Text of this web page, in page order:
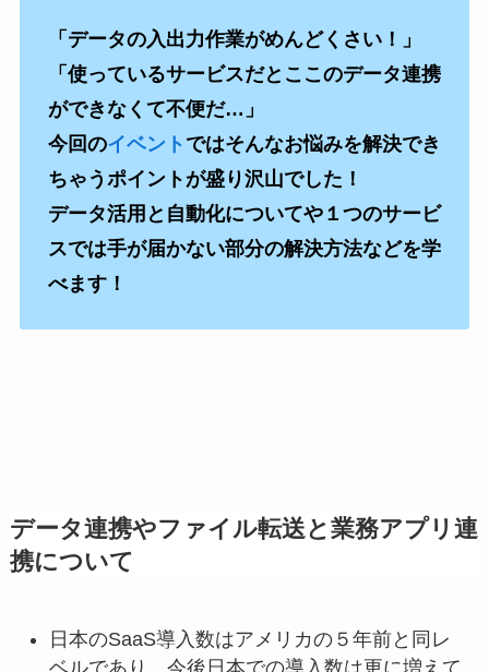
「データの入出力作業がめんどくさい！」
「使っているサービスだとここのデータ連携
ができなくて不便だ…」
今回のイベント ではそんなお悩みを解決でき
ちゃうポイントが盛り沢山でした！
データ活用と自動化についてや１つのサービ
スでは手が届かない部分の解決方法などを学
べます！
データ連携やファイル転送と業務アプリ連
携について
日本のSaaS導入数はアメリカの５年前と同レ
ベルであり、今後日本での導入数は更に増えて